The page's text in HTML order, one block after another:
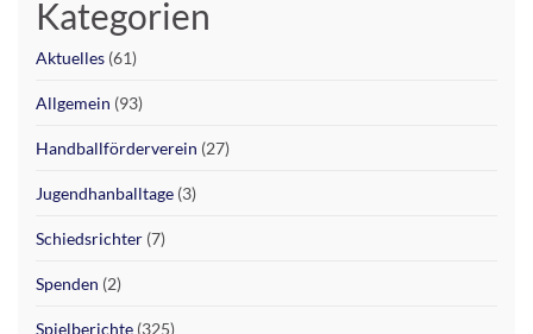
Kategorien
Aktuelles (61)
Allgemein (93)
Handballförderverein (27)
Jugendhanballtage (3)
Schiedsrichter (7)
Spenden (2)
Spielberichte (325)